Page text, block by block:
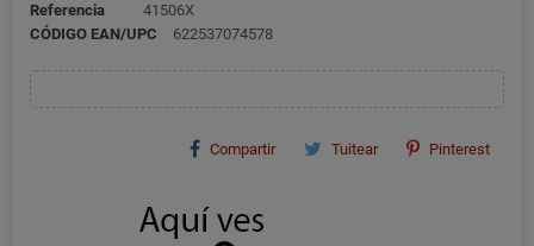
Referencia
41506X
CÓDIGO EAN/UPC
622537074578
Compartir Tuitear Pinterest